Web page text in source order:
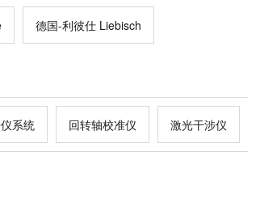
德国-利彼仕 Liebisch
系统 回转轴校准仪 激光干涉仪